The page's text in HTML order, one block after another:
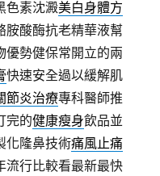
色素沈澱美白身體方
胺酸酶抗老精華液幫
優勢健保常開立的兩
快速安全過以緩解肌
節炎治療專科醫師推
完的健康瘦身飲品並
化隆鼻技術痛風止痛
流行比較看最新最快